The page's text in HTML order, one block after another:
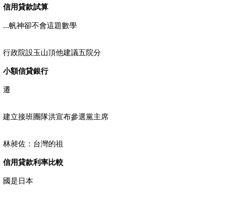
信用貸款試算
...帆神卻不會這題數學
行政院設玉山頂他建議五院分
小額信貸銀行
遷
建立接班團隊洪宣布參選黨主席
林昶佐：台灣的祖
信用貸款利率比較
國是日本